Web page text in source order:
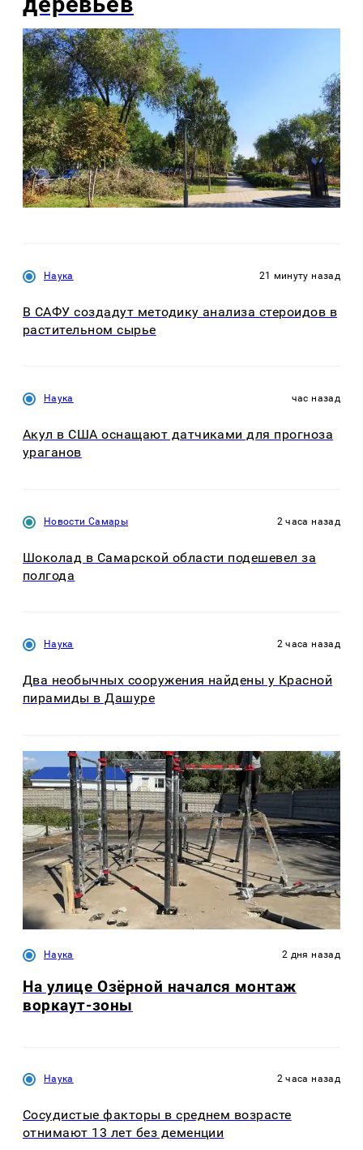
Наука 21 минуту назад
В САФУ создадут методику анализа стероидов в
растительном сырье
Наука час назад
Акул в США оснащают датчиками для прогноза
ураганов
Новости Самары 2 часа назад
Шоколад в Самарской области подешевел за
полгода
Наука 2 часа назад
Два необычных сооружения найдены у Красной
пирамиды в Дашуре
Наука 2 дня назад
На улице Озëрной начался монтаж
воркаут-зоны
Наука 2 часа назад
Сосудистые факторы в среднем возрасте
отнимают 13 лет без деменции